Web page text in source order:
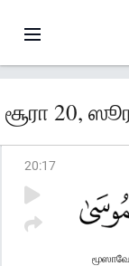
சூரா 20,
20:17